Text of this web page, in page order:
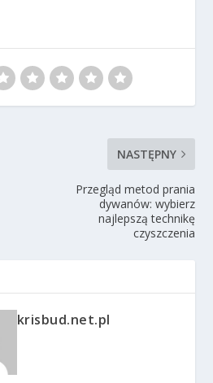
NASTĘPNY
Przegląd metod prania
dywanów: wybierz
najlepszą technikę
czyszczenia
krisbud.net.pl